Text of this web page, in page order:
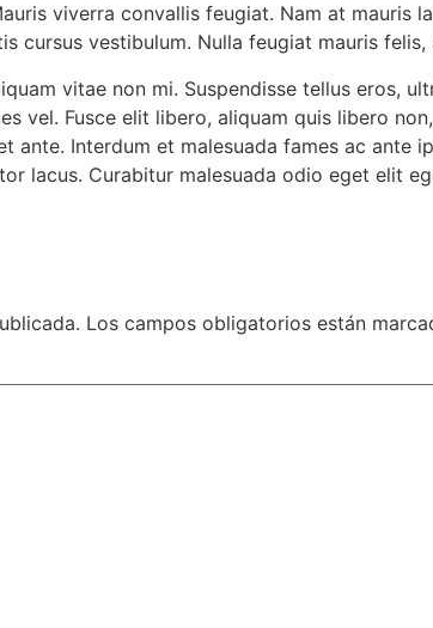
viverra convallis feugiat. Nam at mauris
cursus vestibulum. Nulla feugiat mauris
vitae non mi. Suspendisse tellus eros,
vel. Fusce elit libero, aliquam quis libero
ante. Interdum et malesuada fames ac ante
lacus. Curabitur malesuada odio eget elit
Los campos obligatorios están